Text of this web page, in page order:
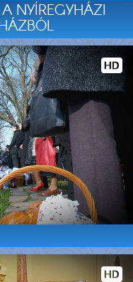
NYÍREGYHÁZI